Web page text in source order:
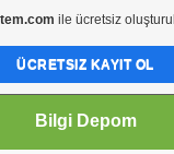
Bilgi Depom
ile ücretsiz
ÜCRETSIZ KAYIT OL